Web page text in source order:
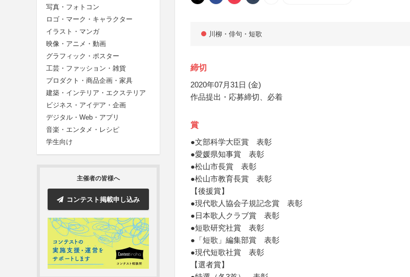
写真・フォトコン
ロゴ・マーク・キャラクター
イラスト・マンガ
映像・アニメ・動画
グラフィック・ポスター
工芸・ファッション・雑貨
プロダクト・商品企画・家具
建築・インテリア・エクステリア
ビジネス・アイデア・企画
デジタル・Web・アプリ
音楽・エンタメ・レシピ
学生向け
主催者の皆様へ
コンテスト掲載申し込み
川柳・俳句・短歌
締切
2020年07月31日 (金)
作品提出・応募締切、必着
賞
●文部科学大臣賞 表彰
●愛媛県知事賞 表彰
●松山市長賞 表彰
●松山市教育長賞 表彰
【後援賞】
●現代歌人協会子規記念賞 表彰
●日本歌人クラブ賞 表彰
●短歌研究社賞 表彰
●「短歌」編集部賞 表彰
●現代短歌社賞 表彰
【選者賞】